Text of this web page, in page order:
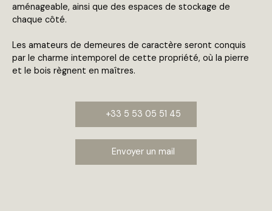
aménageable, ainsi que des espaces de stockage de
chaque côté.
Les amateurs de demeures de caractère seront conquis
par le charme intemporel de cette propriété, où la pierre
et le bois règnent en maîtres.
+33 5 53 05 51 45
Envoyer un mail